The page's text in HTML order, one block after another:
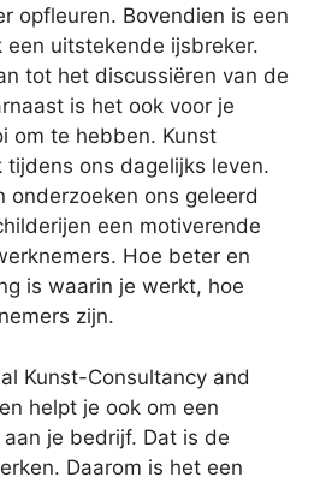
opfleuren. Bovendien is een
een uitstekende ijsbreker.
tot het discussiëren van de
is het ook voor je
om te hebben. Kunst
tijdens ons dagelijks leven.
onderzoeken ons geleerd
een motiverende
Hoe beter en
is waarin je werkt, hoe
zijn.
Kunst-Consultancy and
helpt je ook om een
je bedrijf. Dat is de
Daarom is het een